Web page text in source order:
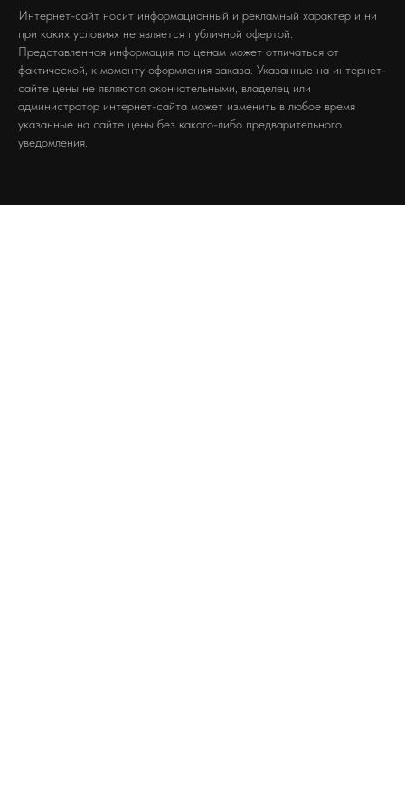
Интернет-сайт носит информационный и рекламный характер и ни
при каких условиях не является публичной офертой.
Представленная информация по ценам может отличаться от
фактической, к моменту оформления заказа. Указанные на интернет-
сайте цены не являются окончательными, владелец или
администратор интернет-сайта может изменить в любое время
указанные на сайте цены без какого-либо предварительного
уведомления.